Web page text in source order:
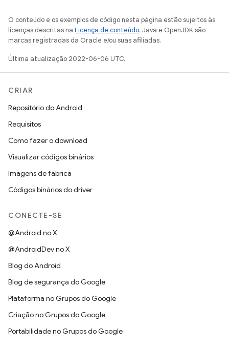
O conteúdo e os exemplos de código nesta página estão sujeitos às
licenças descritas na Licença de conteúdo. Java e OpenJDK são
marcas registradas da Oracle e/ou suas afiliadas.
Última atualização 2022-06-06 UTC.
CRIAR
Repositório do Android
Requisitos
Como fazer o download
Visualizar códigos binários
Imagens de fábrica
Códigos binários do driver
CONECTE-SE
@Android no X
@AndroidDev no X
Blog do Android
Blog de segurança do Google
Plataforma no Grupos do Google
Criação no Grupos do Google
Portabilidade no Grupos do Google